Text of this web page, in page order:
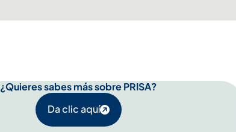
¿Quieres sabes más sobre PRISA?
Da clic aquí